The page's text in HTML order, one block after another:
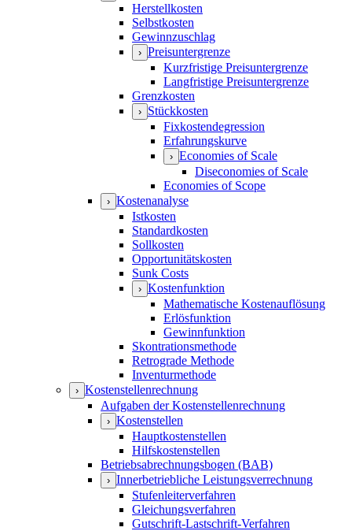
Herstellkosten
Selbstkosten
Gewinnzuschlag
› Preisuntergrenze
Kurzfristige Preisuntergrenze
Langfristige Preisuntergrenze
Grenzkosten
› Stückkosten
Fixkostendegression
Erfahrungskurve
› Economies of Scale
Diseconomies of Scale
Economies of Scope
› Kostenanalyse
Istkosten
Standardkosten
Sollkosten
Opportunitätskosten
Sunk Costs
› Kostenfunktion
Mathematische Kostenauflösung
Erlösfunktion
Gewinnfunktion
Skontrationsmethode
Retrograde Methode
Inventurmethode
› Kostenstellenrechnung
Aufgaben der Kostenstellenrechnung
› Kostenstellen
Hauptkostenstellen
Hilfskostenstellen
Betriebsabrechnungsbogen (BAB)
› Innerbetriebliche Leistungsverrechnung
Stufenleiterverfahren
Gleichungsverfahren
Gutschrift-Lastschrift-Verfahren